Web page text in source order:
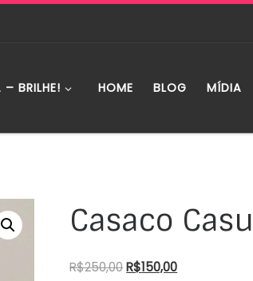
– BRILHE! HOME BLOG MÍDIA
Casaco
R$250,00 R$150,00